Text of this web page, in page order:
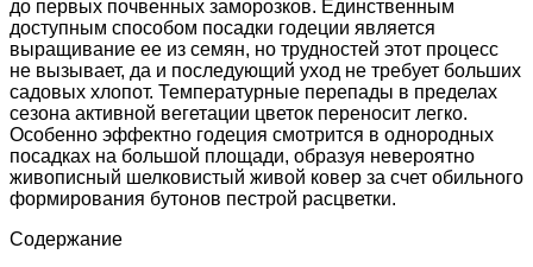
до первых почвенных заморозков. Единственным
доступным способом посадки годеции является
выращивание ее из семян, но трудностей этот процесс
не вызывает, да и последующий уход не требует больших
садовых хлопот. Температурные перепады в пределах
сезона активной вегетации цветок переносит легко.
Особенно эффектно годеция смотрится в однородных
посадках на большой площади, образуя невероятно
живописный шелковистый живой ковер за счет обильного
формирования бутонов пестрой расцветки.
Содержание